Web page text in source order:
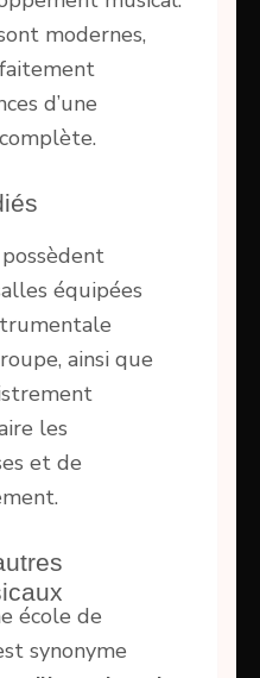
modernes,
d’une
équipées
ainsi que
les
et de
école de
synonyme